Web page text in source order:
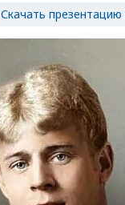
Скачать презентацию